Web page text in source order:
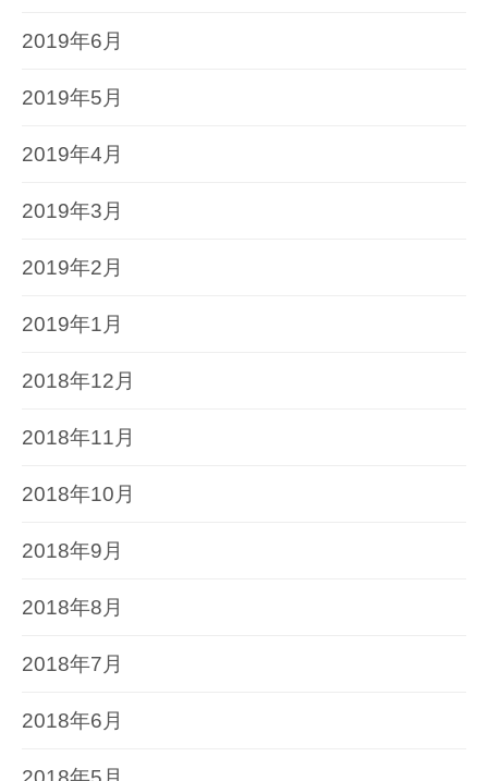
2019年6月
2019年5月
2019年4月
2019年3月
2019年2月
2019年1月
2018年12月
2018年11月
2018年10月
2018年9月
2018年8月
2018年7月
2018年6月